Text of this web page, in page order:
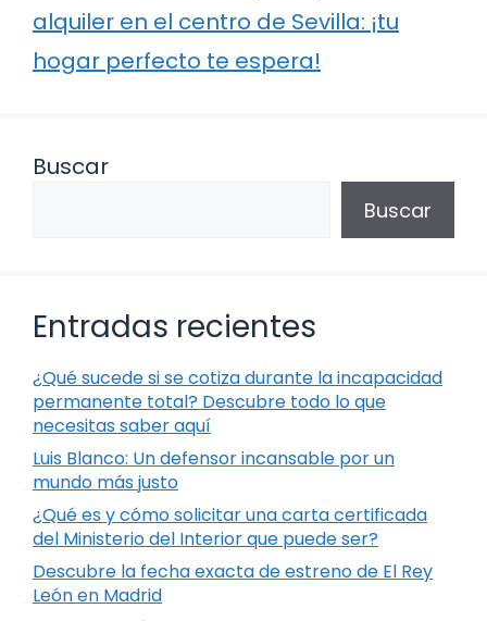
alquiler en el centro de Sevilla: ¡tu
hogar perfecto te espera!
Buscar
Buscar
Entradas recientes
¿Qué sucede si se cotiza durante la incapacidad
permanente total? Descubre todo lo que
necesitas saber aquí
Luis Blanco: Un defensor incansable por un
mundo más justo
¿Qué es y cómo solicitar una carta certificada
del Ministerio del Interior que puede ser?
Descubre la fecha exacta de estreno de El Rey
León en Madrid